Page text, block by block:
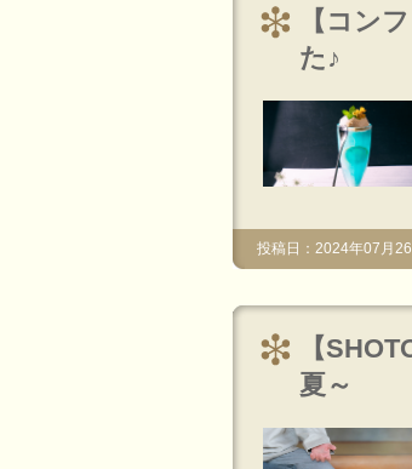
【コン
た♪
投稿日：2024年07月
【
夏～